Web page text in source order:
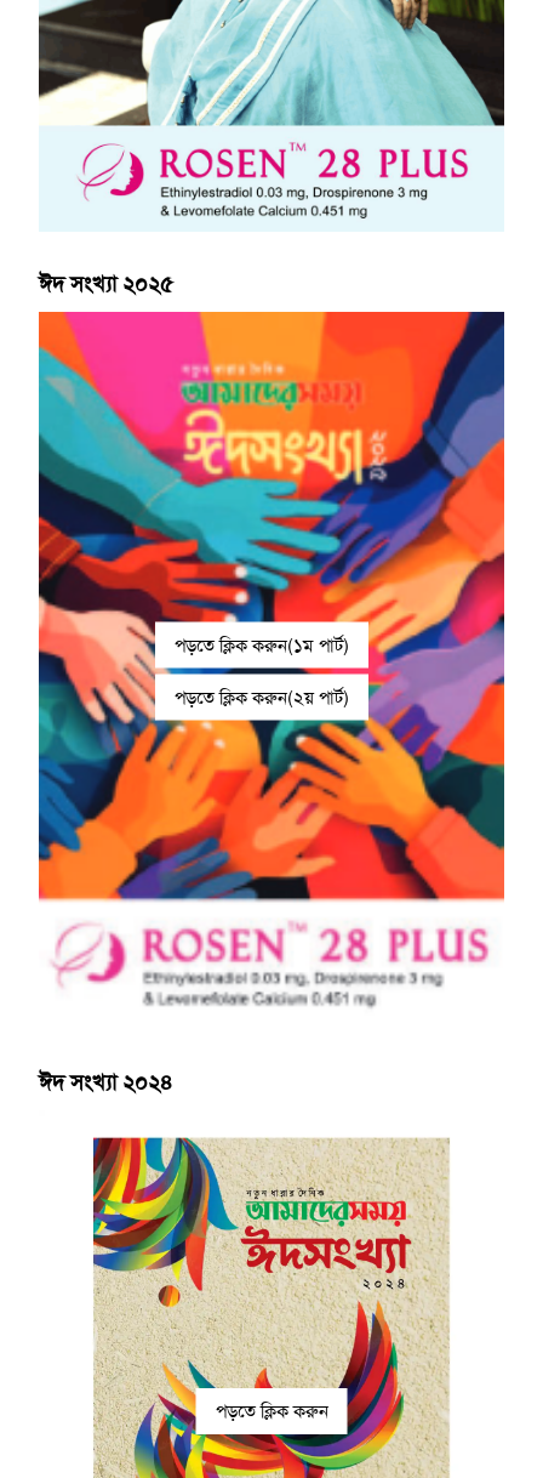
ঈদ সংখ্যা ২০২৫
পড়তে ক্লিক করুন(১ম পার্ট)
পড়তে ক্লিক করুন(২য় পার্ট)
ঈদ সংখ্যা ২০২৪
পড়তে ক্লিক করুন